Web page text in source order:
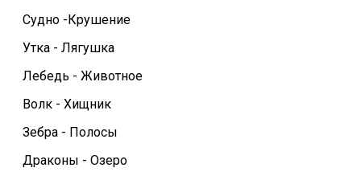
Судно -Крушение
Утка - Лягушка
Лебедь - Животное
Волк - Хищник
Зебра - Полосы
Драконы - Озеро